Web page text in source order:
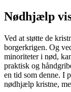
Nødhjælp
Ved at støtte de
borgerkrigen. Og
minoriteter i nød,
praktisk og
en tid som denne. I
nødhjælp kristne,